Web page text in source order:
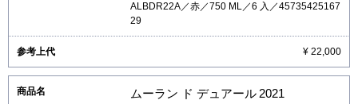
ALBDR22A／赤／750 ML／6 入／45735425167
29
¥ 22,000
ムーラン ド デュアール 2021